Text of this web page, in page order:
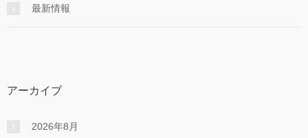
最新情報
アーカイブ
2026年8月